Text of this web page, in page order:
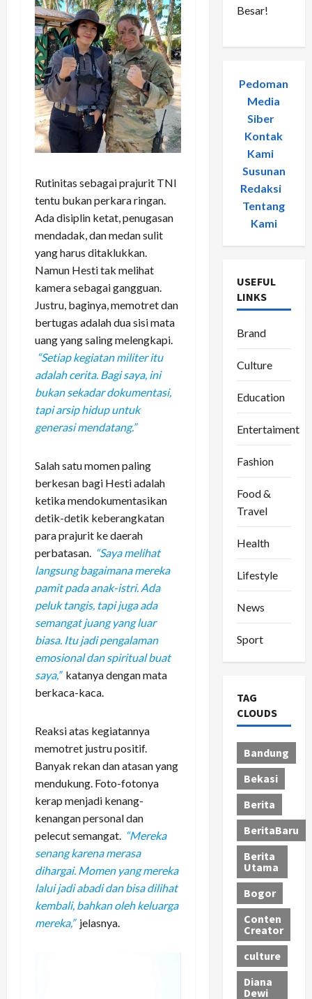
Rutinitas sebagai prajurit TNI
tentu bukan perkara ringan.
Ada disiplin ketat, penugasan
mendadak, dan medan sulit
yang harus ditaklukkan.
Namun Hesti tak melihat
kamera sebagai gangguan.
Justru, baginya, memotret dan
bertugas adalah dua sisi mata
uang yang saling melengkapi.
“Setiap kegiatan militer itu
adalah cerita. Bagi saya, ini
bukan sekadar dokumentasi,
tapi arsip hidup untuk
generasi mendatang.”
Salah satu momen paling
berkesan bagi Hesti adalah
ketika mendokumentasikan
detik-detik keberangkatan
para prajurit ke daerah
perbatasan. “Saya melihat
langsung bagaimana mereka
pamit pada anak-istri. Ada
peluk tangis, tapi juga ada
semangat juang yang luar
biasa. Itu jadi pengalaman
emosional dan spiritual buat
saya,” katanya dengan mata
berkaca-kaca.
Reaksi atas kegiatannya
memotret justru positif.
Banyak rekan dan atasan yang
mendukung. Foto-fotonya
kerap menjadi kenang-
kenangan personal dan
pelecut semangat. “Mereka
senang karena merasa
dihargai. Momen yang mereka
lalui jadi abadi dan bisa dilihat
kembali, bahkan oleh keluarga
mereka,” jelasnya.
Besar!
Pedoman
Media
Siber-
Kontak
Kami
Susunan
Redaksi-
Tentang
Kami
USEFUL
LINKS
Brand
Culture
Education
Entertaiment
Fashion
Food &
Travel
Health
Lifestyle
News
Sport
TAG
CLOUDS
Bandung
Bekasi
Berita
BeritaBaru
Berita
Utama
Bogor
Conten
Creator
culture
Diana
Dewi